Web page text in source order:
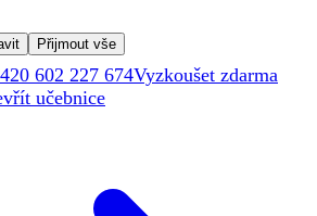
Přijmout vše
602 227 674Vyzkoušet zdarma
učebnice